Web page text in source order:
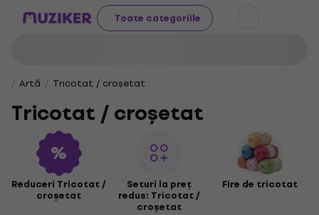
Toate categoriile
Artă Tricotat / croșetat
Tricotat / croșetat
Reduceri Tricotat /
croșetat
Seturi la preț
redus: Tricotat /
croșetat
Fire de tricotat